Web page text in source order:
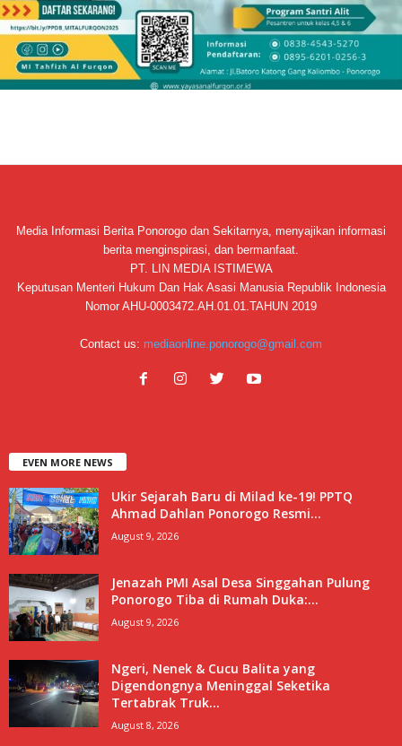
Media Informasi Berita Ponorogo dan Sekitarnya, menyajikan informasi
berita menginspirasi, dan bermanfaat.
PT. LIN MEDIA ISTIMEWA
Keputusan Menteri Hukum Dan Hak Asasi Manusia Republik Indonesia
Nomor AHU-0003472.AH.01.01.TAHUN 2019
Contact us: mediaonline.ponorogo@gmail.com
EVEN MORE NEWS
Ukir Sejarah Baru di Milad ke-19! PPTQ
Ahmad Dahlan Ponorogo Resmi...
August 9, 2026
Jenazah PMI Asal Desa Singgahan Pulung
Ponorogo Tiba di Rumah Duka:...
August 9, 2026
Ngeri, Nenek & Cucu Balita yang
Digendongnya Meninggal Seketika
Tertabrak Truk...
August 8, 2026